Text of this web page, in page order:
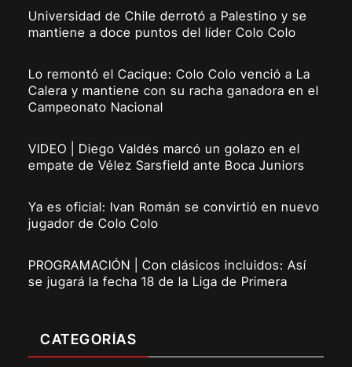
Universidad de Chile derrotó a Palestino y se
mantiene a doce puntos del líder Colo Colo
Lo remontó el Cacique: Colo Colo venció a La
Calera y mantiene con su racha ganadora en el
Campeonato Nacional
VIDEO | Diego Valdés marcó un golazo en el
empate de Vélez Sarsfield ante Boca Juniors
Ya es oficial: Ivan Román se convirtió en nuevo
jugador de Colo Colo
PROGRAMACIÓN | Con clásicos incluidos: Así
se jugará la fecha 18 de la Liga de Primera
CATEGORÍAS